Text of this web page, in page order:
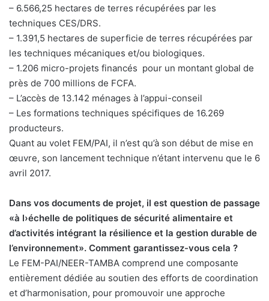
– 6.566,25 hectares de terres récupérées par les
techniques CES/DRS.
– 1.391,5 hectares de superficie de terres récupérées par
les techniques mécaniques et/ou biologiques.
– 1.206 micro-projets financés pour un montant global de
près de 700 millions de FCFA.
– L’accès de 13.142 ménages à l’appui-conseil
– Les formations techniques spécifiques de 16.269
producteurs.
Quant au volet FEM/PAI, il n’est qu’à son début de mise en
œuvre, son lancement technique n’étant intervenu que le 6
avril 2017.
Dans vos documents de projet, il est question de passage
«à l›échelle de politiques de sécurité alimentaire et
d’activités intégrant la résilience et la gestion durable de
l’environnement». Comment garantissez-vous cela ?
Le FEM-PAI/NEER-TAMBA comprend une composante
entièrement dédiée au soutien des efforts de coordination
et d’harmonisation, pour promouvoir une approche